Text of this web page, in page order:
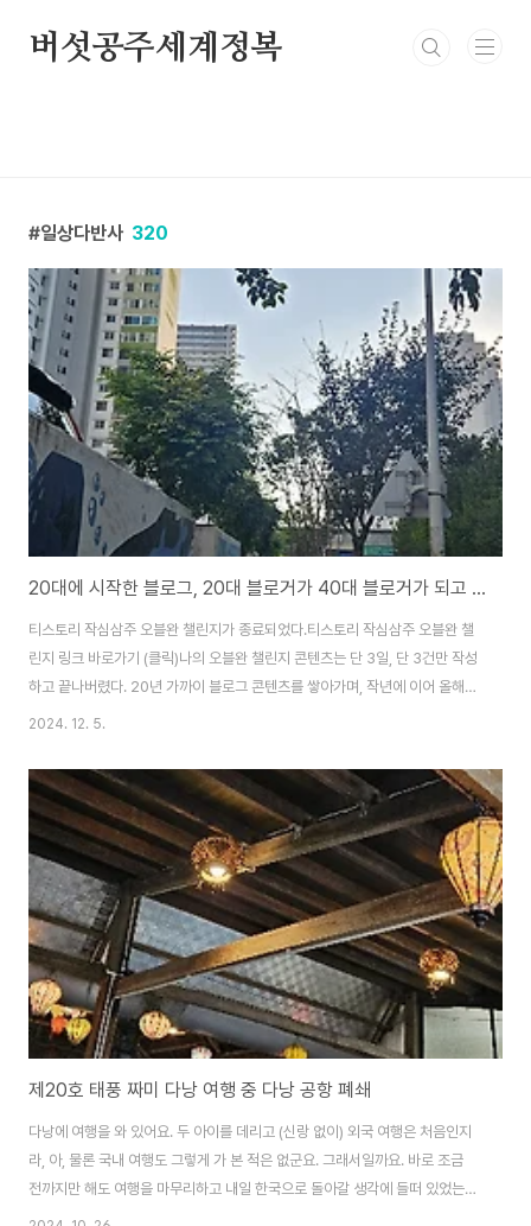
버섯공주세계정복
일상다반사 320
20대에 시작한 블로그, 20대 블로거가 40대 블로거가 되고 나니
티스토리 작심삼주 오블완 챌린지가 종료되었다.티스토리 작심삼주 오블완 챌
린지 링크 바로가기 (클릭)나의 오블완 챌린지 콘텐츠는 단 3일, 단 3건만 작성
하고 끝나버렸다. 20년 가까이 블로그 콘텐츠를 쌓아가며, 작년에 이어 올해까
지... 이토록 블로그 콘텐츠 작성하기가 어려운 때가 있었나 싶을 정도로 시간에
퓨터 앞에 앉아 구상해 두었던 콘텐츠를 순식간에 써내려갔는데, 그 때의 나와
지금의 나는 무슨 차이가 있는걸까. 똑같이 직장생활을 하고 있고 퇴근 후, 집에
돌아오는 건 같은데 말이다. 사원이라는 직급과 부장이라는 직급의 차이? 이직
으로 인한 회사별 업무 강도 차이? 아니면, 그 때는 상대적으로 시간 컨트롤이
수월했던 싱글 ..
2024. 12. 5.
제20호 태풍 짜미 다낭 여행 중 다낭 공항 폐쇄
다낭에 여행을 와 있어요. 두 아이를 데리고 (신랑 없이) 외국 여행은 처음인지
라, 아, 물론 국내 여행도 그렇게 가 본 적은 없군요. 그래서일까요. 바로 조금
전까지만 해도 여행을 마무리하고 내일 한국으로 돌아갈 생각에 들떠 있었는데
요. 다낭에 4박 정도하고 나니 한국이 그리워지더군요. 그런데 조금 전 다낭 공